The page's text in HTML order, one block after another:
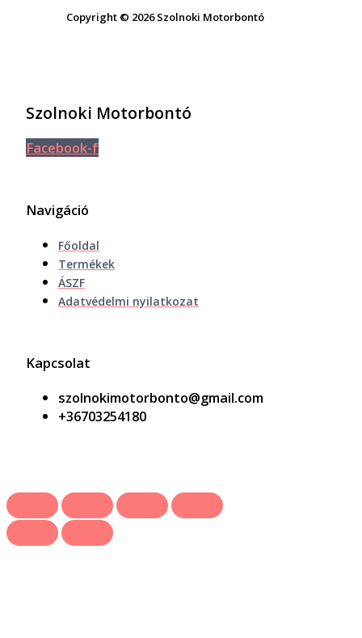
Copyright © 2026 Szolnoki Motorbontó
Szolnoki Motorbontó
Facebook-f
Navigáció
Főoldal
Termékek
ÁSZF
Adatvédelmi nyilatkozat
Kapcsolat
szolnokimotorbonto@gmail.com
+36703254180